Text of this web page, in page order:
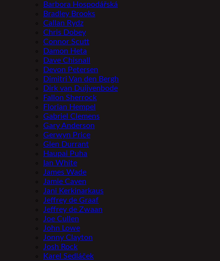
Barbora Hospodářská
Bradley Brooks
Callan Rydz
Chris Dobey
Connor Scutt
Damon Heta
Dave Chisnall
Devon Petersen
Dimitri Van den Bergh
Dirk van Duijvenbode
Fallon Sherrock
Florian Hempel
Gabriel Clemens
Gary Anderson
Gerwyn Price
Glen Durrant
Haupai Puha
Ian White
James Wade
Jamie Caven
Jani Kerkinarkaus
Jeffrey de Graaf
Jeffrey de Zwaan
Joe Cullen
John Lowe
Jonny Clayton
Josh Rock
Karel Sedláček